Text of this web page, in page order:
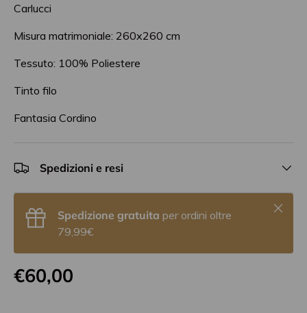
Carlucci
Misura matrimoniale: 260x260 cm
Tessuto: 100% Poliestere
Tinto filo
Fantasia Cordino
Spedizioni e resi
Spedizione gratuita per ordini oltre
79,99€
Chiudi
€60,00